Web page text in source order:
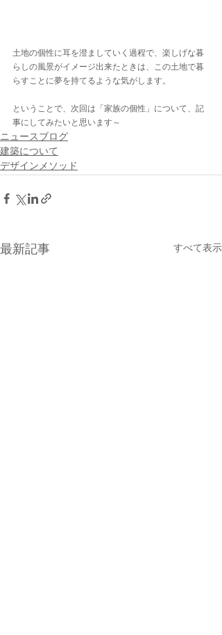
土地の個性に耳を澄ましていく過程で、楽しげな暮
らしの風景がイメージ出来たときは、この土地で暮
らすことに夢を持てるような気がします。
ということで、次回は「家族の個性」について、記
事にしてみたいと思います～
ニュースブログ
建築について
デザインメソッド
最新記事 すべて表示